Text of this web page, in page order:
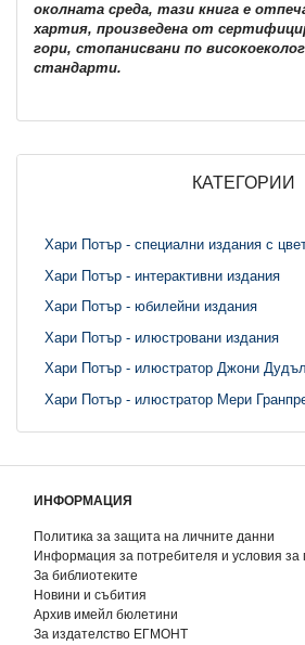
околната среда, тази книга е
хартия, произведена от
гори, стопанисвани по
стандарти.
КАТЕГОРИИ
Хари Потър - специални издания с
Хари Потър - интерактивни издания
Хари Потър - юбилейни издания
Хари Потър - илюстровани издания
Хари Потър - илюстратор Джони Дудъл
Хари Потър - илюстратор Мери
ИНФОРМАЦИЯ
Политика за защита на личните данни
Информация за потребителя и условия за
За библиотеките
Новини и събития
Архив имейл бюлетини
За издателство ЕГМОНТ